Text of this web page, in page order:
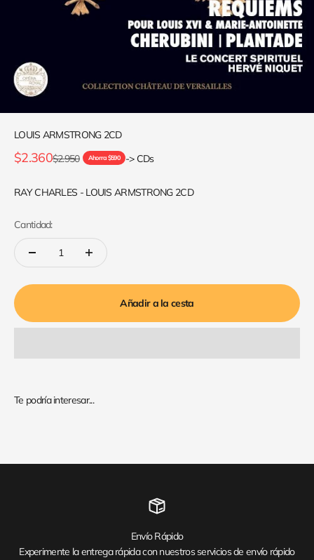
LOUIS ARMSTRONG 2CD
Precio de oferta
$2.360Precio normal
$2.950 Ahorra $590 -> CDs
RAY CHARLES - LOUIS ARMSTRONG 2CD
Cantidad:
Añadir a la cesta
Envío Rápido
Experimente la entrega rápida con nuestros servicios de envío rápido